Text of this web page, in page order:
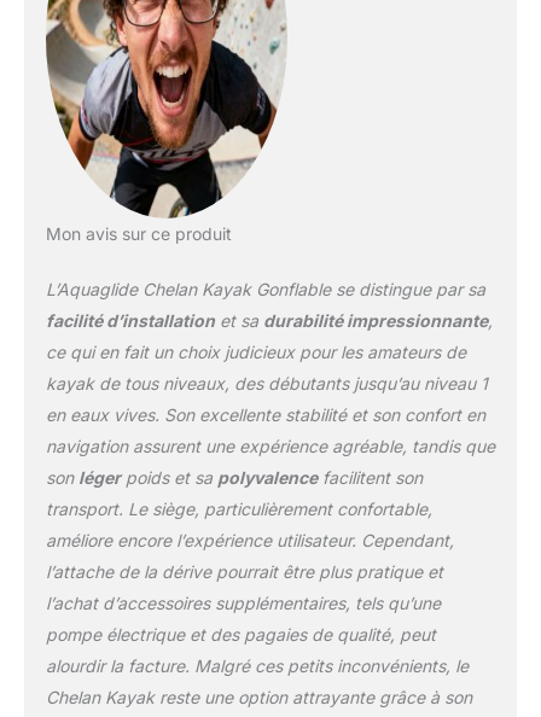
coque : 12,8 kg
Mon avis sur ce produit
L’Aquaglide Chelan Kayak Gonflable se distingue par sa
facilité d’installationet sa durabilité impressionnante,
ce qui en fait un choix judicieux pour les amateurs de
kayak de tous niveaux, des débutants jusqu’au niveau 1
en eaux vives. Son excellente stabilité et son confort en
navigation assurent une expérience agréable, tandis que
son légerpoids et sa polyvalencefacilitent son
transport. Le siège, particulièrement confortable,
améliore encore l’expérience utilisateur. Cependant,
l’attache de la dérive pourrait être plus pratique et
l’achat d’accessoires supplémentaires, tels qu’une
pompe électrique et des pagaies de qualité, peut
alourdir la facture. Malgré ces petits inconvénients, le
Chelan Kayak reste une option attrayante grâce à son